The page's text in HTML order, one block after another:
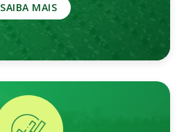
SAIBA MAIS